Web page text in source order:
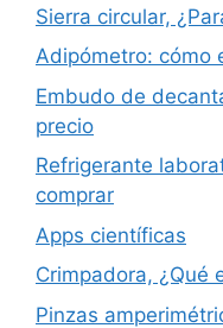
Sierra circular,
Adipómetro: cómo
Embudo de
precio
Refrigerante
comprar
Apps científicas
Crimpadora, ¿Qué
Pinzas